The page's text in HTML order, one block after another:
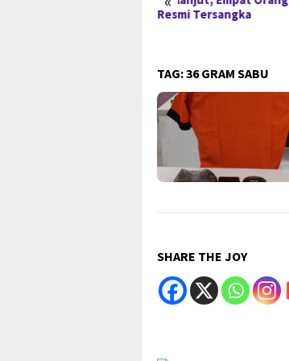
Resmi Tersangka
TAG:36 GRAM SABU
SHARE THE JOY